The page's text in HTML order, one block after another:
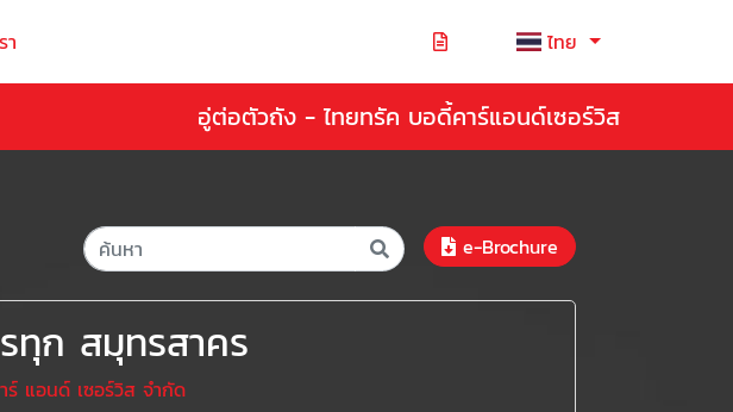
า ไทย
อู่ต่อตัวถัง - ไทยทรัค บอดี้คาร์แอนด์เซอร์วิส
e-Brochure
ทุก สมุทรสาคร
แอนด์ เซอร์วิส จำกัด